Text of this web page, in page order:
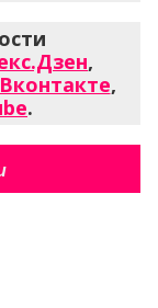
,
Вконтакте,
.